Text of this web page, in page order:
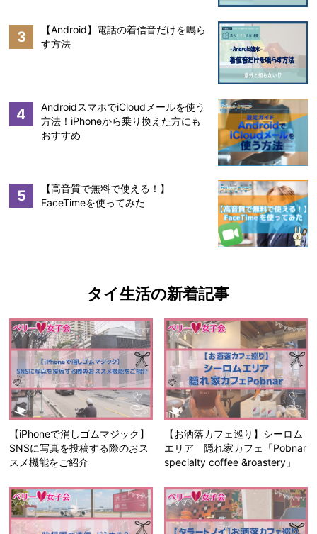
3
【Android】電話の着信音だけを鳴ら
す方法
4
AndroidスマホでiCloudメールを使う
方法！iPhoneから乗り換えた方にも
おすすめ
5
【高音質で無料で使える！】
FaceTimeを使ってみた
タイ生活の新着記事
【iPhoneで消しゴムマジック】
SNSに写真を投稿する際のおス
スメ機能をご紹介
【お洒落カフェ巡り】シーロム
エリア 隠れ家カフェ「Pobnar
specialty coffee &roastery」